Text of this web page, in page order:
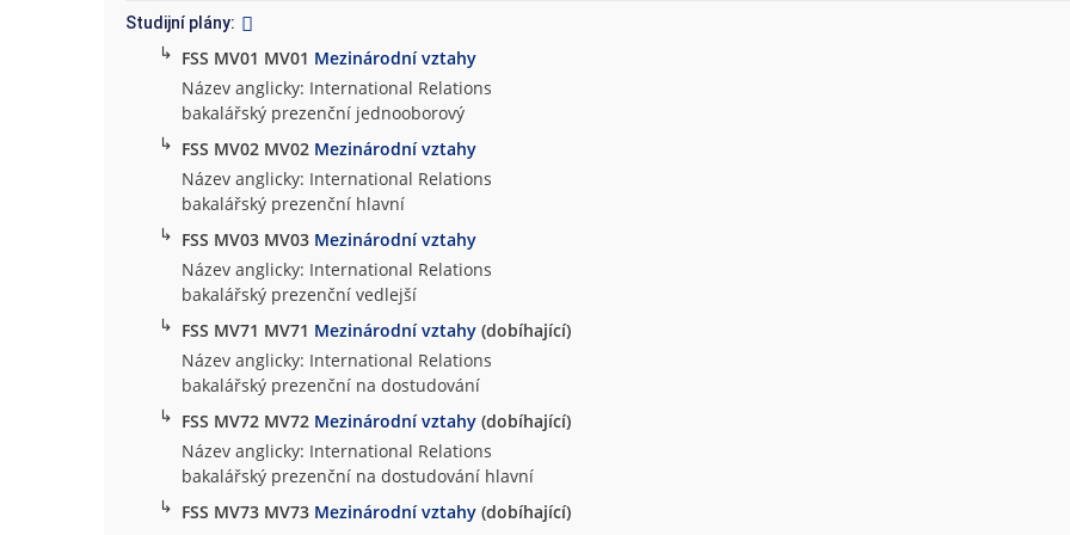
Studijní plány:
↳ FSS MV01 MV01 Mezinárodní vztahy
Název anglicky: International Relations
bakalářský prezenční jednooborový
↳ FSS MV02 MV02 Mezinárodní vztahy
Název anglicky: International Relations
bakalářský prezenční hlavní
↳ FSS MV03 MV03 Mezinárodní vztahy
Název anglicky: International Relations
bakalářský prezenční vedlejší
↳ FSS MV71 MV71 Mezinárodní vztahy (dobíhající)
Název anglicky: International Relations
bakalářský prezenční na dostudování
↳ FSS MV72 MV72 Mezinárodní vztahy (dobíhající)
Název anglicky: International Relations
bakalářský prezenční na dostudování hlavní
↳ FSS MV73 MV73 Mezinárodní vztahy (dobíhající)